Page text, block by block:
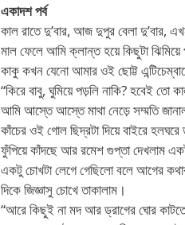
একাদশ পর্ব
কাল রাতে দু’বার, আজ দুপুর বেলা দু’বার,
মাল ফেলে আমি ক্লান্ত হয়ে কিছুটা
কাকু কখন যেনো আমার ওই ছোট্ট
“কিরে বাবু, ঘুমিয়ে পড়লি নাকি? হবেই তো
আমি আস্তে আস্তে মাথা নেড়ে সম্মতি
কাঁচের ওই গোল ছিদ্রটা দিয়ে বাইরে
ফুঁপিয়ে কাঁদছে আর রমেশ গুপ্তা দেখলাম
একটু চোখটা লেগে গেছিলো বলে আগের
দিকে জিজ্ঞাসু চোখে তাকালাম।
“আরে কিছুই না মদ আর ড্রাগের ঘোর